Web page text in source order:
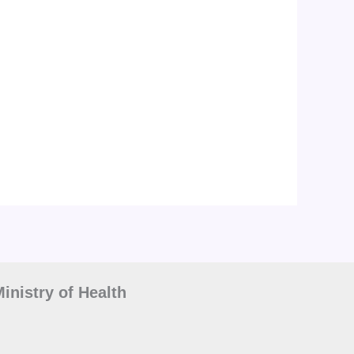
of Health